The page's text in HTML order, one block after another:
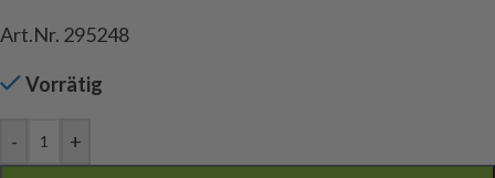
Art.Nr. 295248
Vorrätig
- +